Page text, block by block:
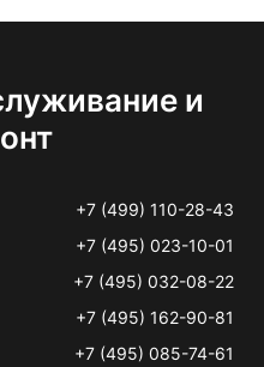
и
+7 (499) 110-28-43
+7 (495) 023-10-01
+7 (495) 032-08-22
+7 (495) 162-90-81
+7 (495) 085-74-61